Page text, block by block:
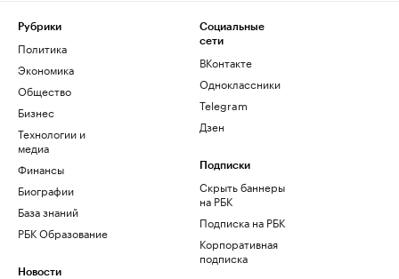
Рубрики
Политика
Экономика
Общество
Бизнес
Технологии и
медиа
Финансы
Биографии
База знаний
РБК Образование
Новости
Социальные
сети
ВКонтакте
Одноклассники
Telegram
Дзен
Подписки
Скрыть баннеры
на РБК
Подписка на РБК
Корпоративная
подписка